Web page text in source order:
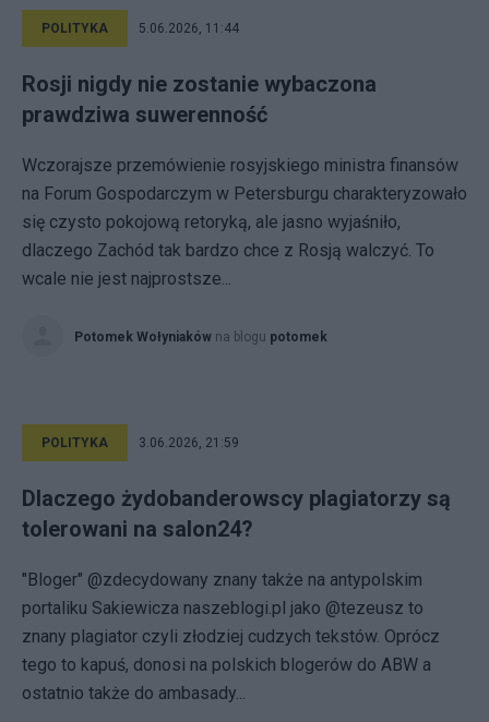
POLITYKA 5.06.2026, 11:44
Rosji nigdy nie zostanie wybaczona
prawdziwa suwerenność
Wczorajsze przemówienie rosyjskiego ministra finansów
na Forum Gospodarczym w Petersburgu charakteryzowało
się czysto pokojową retoryką, ale jasno wyjaśniło,
dlaczego Zachód tak bardzo chce z Rosją walczyć. To
wcale nie jest najprostsze...
Potomek Wołyniaków na blogu potomek
POLITYKA 3.06.2026, 21:59
Dlaczego żydobanderowscy plagiatorzy są
tolerowani na salon24?
"Bloger" @zdecydowany znany także na antypolskim
portaliku Sakiewicza naszeblogi.pl jako @tezeusz to
znany plagiator czyli złodziej cudzych tekstów. Oprócz
tego to kapuś, donosi na polskich blogerów do ABW a
ostatnio także do ambasady...